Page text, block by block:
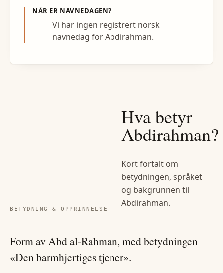
NÅR ER NAVNEDAGEN?
Vi har ingen registrert norsk
navnedag for Abdirahman.
BETYDNING & OPPRINNELSE
Hva betyr
Abdirahman?
Kort fortalt om
betydningen, språket
og bakgrunnen til
Abdirahman.
Form av Abd al-Rahman, med betydningen
«Den barmhjertiges tjener».